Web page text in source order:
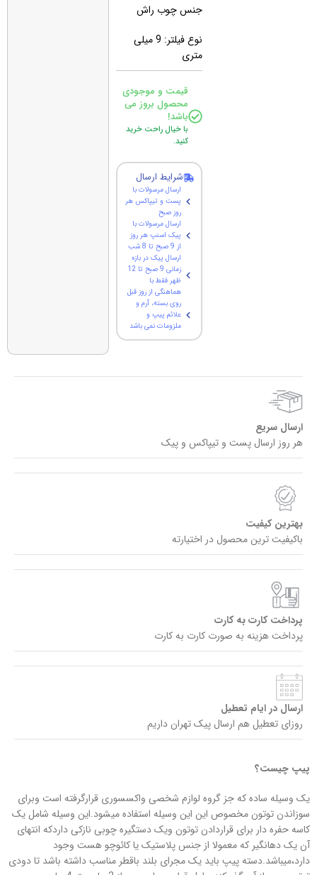
جنس چوب راش
نوع فیلتر: 9 میلی
متری
قیمت و موجودی
محصول بروز می
باشد!
با خیال راحت خرید
کنید.
شرایط ارسال
ارسال مرسولات با
پست و تیپاکس هر
روز صبح
ارسال مرسولات با
پیک اسنپ هر روز
از 9 صبح تا 8 شب
ارسال پیک در بازه
زمانی 9 صبح تا 12
ظهر فقط با
هماهنگی از روز قبل
روی بسته، آرم و
علائم پیپ و
ملزومات نمی باشد
ارسال سریع
هر روز ارسال پست و تیپاکس و پیک
بهترین کیفیت
باکیفیت ترین محصول در اختیارته
پرداخت کارت به کارت
پرداخت هزینه به صورت کارت به کارت
ارسال در ایام تعطیل
روزای تعطیل هم ارسال پیک تهران داریم
پیپ چیست؟
یک وسیله ساده که جز گروه لوازم شخصی واکسسوری قرارگرفته است وبرای
سوزاندن توتون مخصوص این این وسیله استفاده میشود.این وسیله شامل یک
کاسه حفره دار برای قراردادن توتون ویک دستگیره چوبی نازکی داردکه انتهای
آن یک دهانگیر که معمولا از جنس پلاستیک یا کائوچو هست وجود
دارد،میباشد.دسته پیپ باید یک مجرای بلند باقطر مناسب داشته باشد تا دودی